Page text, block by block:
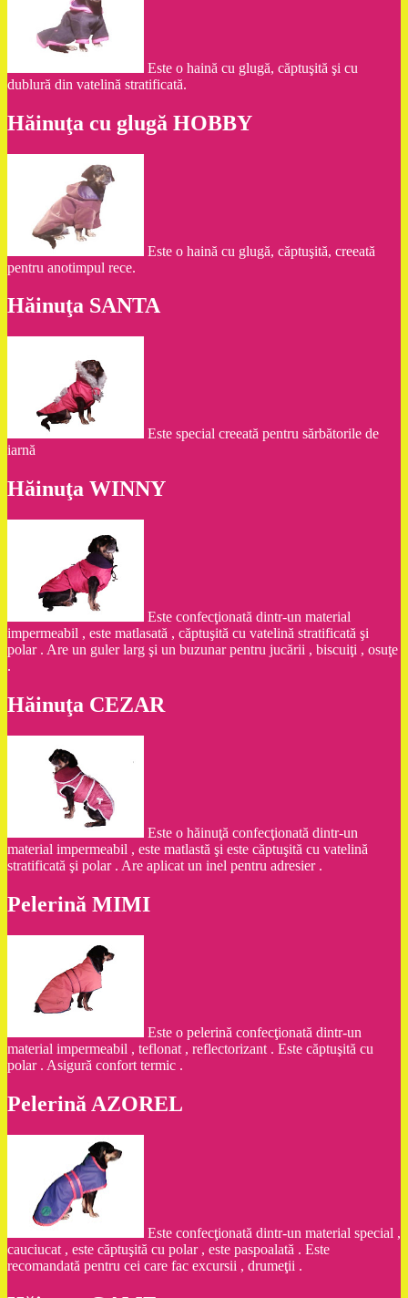
Este o haină cu glugă, căptuşită şi cu
dublură din vatelină stratificată.
Hăinuţa cu glugă HOBBY
Este o haină cu glugă, căptuşită, creeată
pentru anotimpul rece.
Hăinuţa SANTA
Este special creeată pentru sărbătorile de
iarnă
Hăinuţa WINNY
Este confecţionată dintr-un material
impermeabil , este matlasată , căptuşită cu vatelină stratificată şi
polar . Are un guler larg şi un buzunar pentru jucării , biscuiţi , osuţe
.
Hăinuţa CEZAR
Este o hăinuţă confecţionată dintr-un
material impermeabil , este matlastă şi este căptuşită cu vatelină
stratificată şi polar . Are aplicat un inel pentru adresier .
Pelerină MIMI
Este o pelerină confecţionată dintr-un
material impermeabil , teflonat , reflectorizant . Este căptuşită cu
polar . Asigură confort termic .
Pelerină AZOREL
Este confecţionată dintr-un material special ,
cauciucat , este căptuşită cu polar , este paspoalată . Este
recomandată pentru cei care fac excursii , drumeţii .